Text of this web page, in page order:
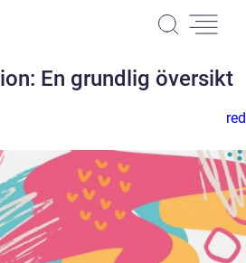
En grundlig översikt